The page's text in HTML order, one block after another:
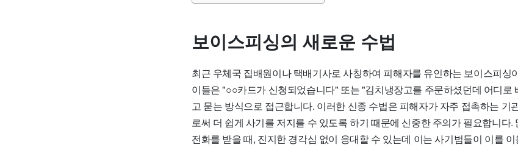
보이스피싱의 새로운 수법
최근 우체국 집배원이나 택배기사로 사칭하여 피해자를 유인하는 보이스피싱
이들은 "○○카드가 신청되었습니다" 또는 "김치냉장고를 주문하셨던데 어디로
고 묻는 방식으로 접근합니다. 이러한 신종 수법은 피해자가 자주 접촉하는 기
로써 더 쉽게 사기를 저지를 수 있도록 하기 때문에 신중한 주의가 필요합니다
전화를 받을 때, 진지한 경각심 없이 응대할 수 있는데 이는 사기범들이 이를